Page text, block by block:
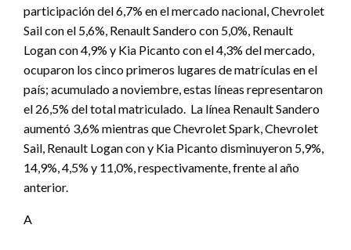
participación del 6,7% en el mercado nacional, Chevrolet
Sail con el 5,6%, Renault Sandero con 5,0%, Renault
Logan con 4,9% y Kia Picanto con el 4,3% del mercado,
ocuparon los cinco primeros lugares de matrículas en el
país; acumulado a noviembre, estas líneas representaron
el 26,5% del total matriculado. La línea Renault Sandero
aumentó 3,6% mientras que Chevrolet Spark, Chevrolet
Sail, Renault Logan con y Kia Picanto disminuyeron 5,9%,
14,9%, 4,5% y 11,0%, respectivamente, frente al año
anterior.
A